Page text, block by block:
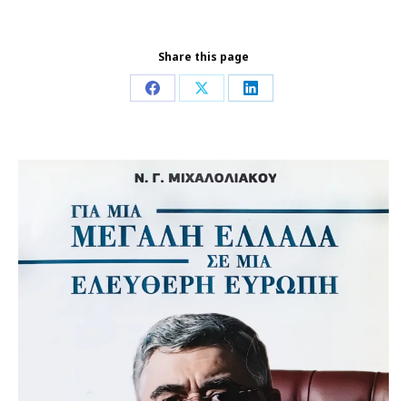
Share this page
Share Share Share